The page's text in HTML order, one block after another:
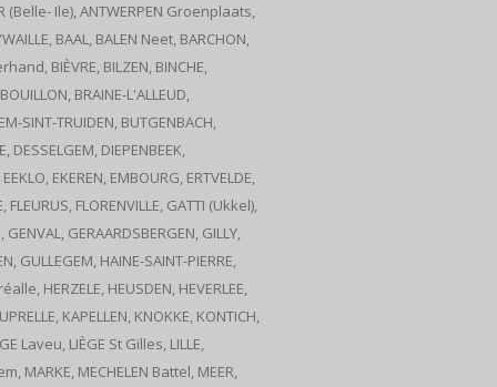
(Belle- Ile), ANTWERPEN Groenplaats,
BAAL, BALEN Neet, BARCHON,
BIÈVRE, BILZEN, BINCHE,
BRAINE-L'ALLEUD,
SINT-TRUIDEN, BUTGENBACH,
DESSELGEM, DIEPENBEEK,
EKEREN, EMBOURG, ERTVELDE,
FLORENVILLE, GATTI (Ukkel),
GERAARDSBERGEN, GILLY,
GULLEGEM, HAINE-SAINT-PIERRE,
HERZELE, HEUSDEN, HEVERLEE,
KAPELLEN, KNOKKE, KONTICH,
Laveu, LIÈGE St Gilles, LILLE,
MARKE, MECHELEN Battel, MEER,